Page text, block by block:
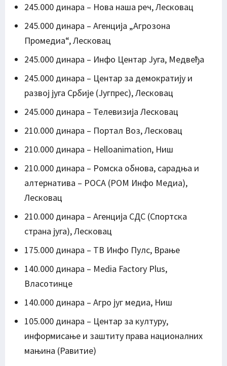
245.000 динара – Нова наша реч, Лесковац
245.000 динара – Агенција „Агрозона
Промедиа“, Лесковац
245.000 динара – Инфо Центар Југа, Медвеђа
245.000 динара – Центар за демократију и
развој југа Србије (Југпрес), Лесковац
245.000 динара – Телевизија Лесковац
210.000 динара – Портал Воз, Лесковац
210.000 динара – Helloanimation, Ниш
210.000 динара – Ромска обнова, сарадња и
алтернатива – РОСА (РОМ Инфо Медиа),
Лесковац
210.000 динара – Агенција СДС (Спортска
страна југа), Лесковац
175.000 динара – ТВ Инфо Пулс, Врање
140.000 динара – Media Factory Plus,
Власотинце
140.000 динара – Агро југ медиа, Ниш
105.000 динара – Центар за културу,
информисање и заштиту права националних
мањина (Равитие)